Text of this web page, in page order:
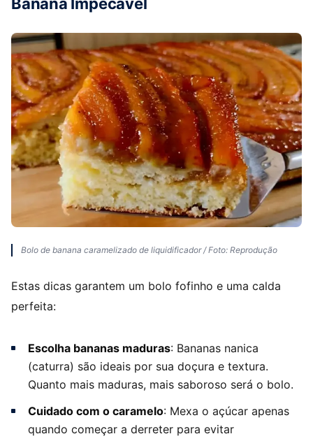
Banana Impecável
Bolo de banana caramelizado de liquidificador / Foto: Reprodução
Estas dicas garantem um bolo fofinho e uma calda
perfeita:
Escolha bananas maduras: Bananas nanica
(caturra) são ideais por sua doçura e textura.
Quanto mais maduras, mais saboroso será o bolo.
Cuidado com o caramelo: Mexa o açúcar apenas
quando começar a derreter para evitar